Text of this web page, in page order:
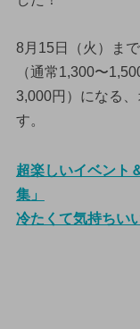
8月15日（火）ま
（通常1,300〜
3,000円）になる
す。
超楽しいイベント
集」
冷たくて気持ちい